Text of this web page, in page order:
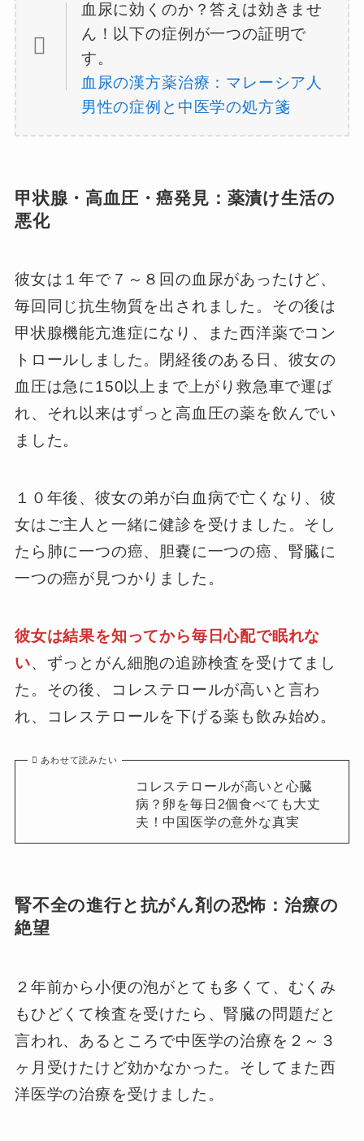
血尿に効くのか？答えは効きませ
ん！以下の症例が一つの証明で
す。
血尿の漢方薬治療：マレーシア人
男性の症例と中医学の処方箋
甲状腺・高血圧・癌発見：薬漬け生活の
悪化
彼女は１年で７～８回の血尿があったけど、
毎回同じ抗生物質を出されました。その後は
甲状腺機能亢進症になり、また西洋薬でコン
トロールしました。閉経後のある日、彼女の
血圧は急に150以上まで上がり救急車で運ば
れ、それ以来はずっと高血圧の薬を飲んでい
ました。
１０年後、彼女の弟が白血病で亡くなり、彼
女はご主人と一緒に健診を受けました。そし
たら肺に一つの癌、胆嚢に一つの癌、腎臓に
一つの癌が見つかりました。
彼女は結果を知ってから毎日心配で眠れな
い、ずっとがん細胞の追跡検査を受けてまし
た。その後、コレステロールが高いと言わ
れ、コレステロールを下げる薬も飲み始め。
あわせて読みたい
コレステロールが高いと心臓
病？卵を毎日2個食べても大丈
夫！中国医学の意外な真実
腎不全の進行と抗がん剤の恐怖：治療の
絶望
２年前から小便の泡がとても多くて、むくみ
もひどくて検査を受けたら、腎臓の問題だと
言われ、あるところで中医学の治療を２～３
ヶ月受けたけど効かなかった。そしてまた西
洋医学の治療を受けました。